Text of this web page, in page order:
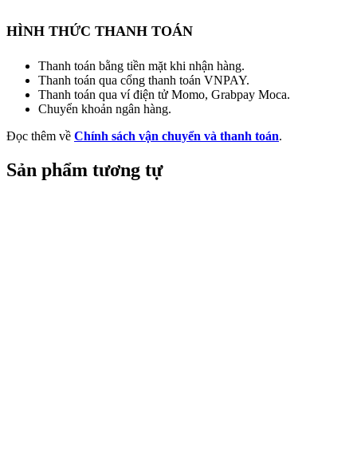
HÌNH THỨC THANH TOÁN
Thanh toán bằng tiền mặt khi nhận hàng.
Thanh toán qua cổng thanh toán VNPAY.
Thanh toán qua ví điện tử Momo, Grabpay Moca.
Chuyển khoản ngân hàng.
Đọc thêm về Chính sách vận chuyển và thanh toán.
Sản phẩm tương tự